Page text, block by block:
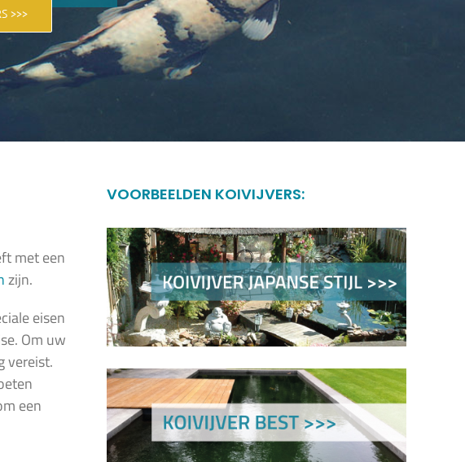
>>>
met een
zijn.
eisen
Om uw
vereist.
een
VOORBEELDEN KOIVIJVERS: